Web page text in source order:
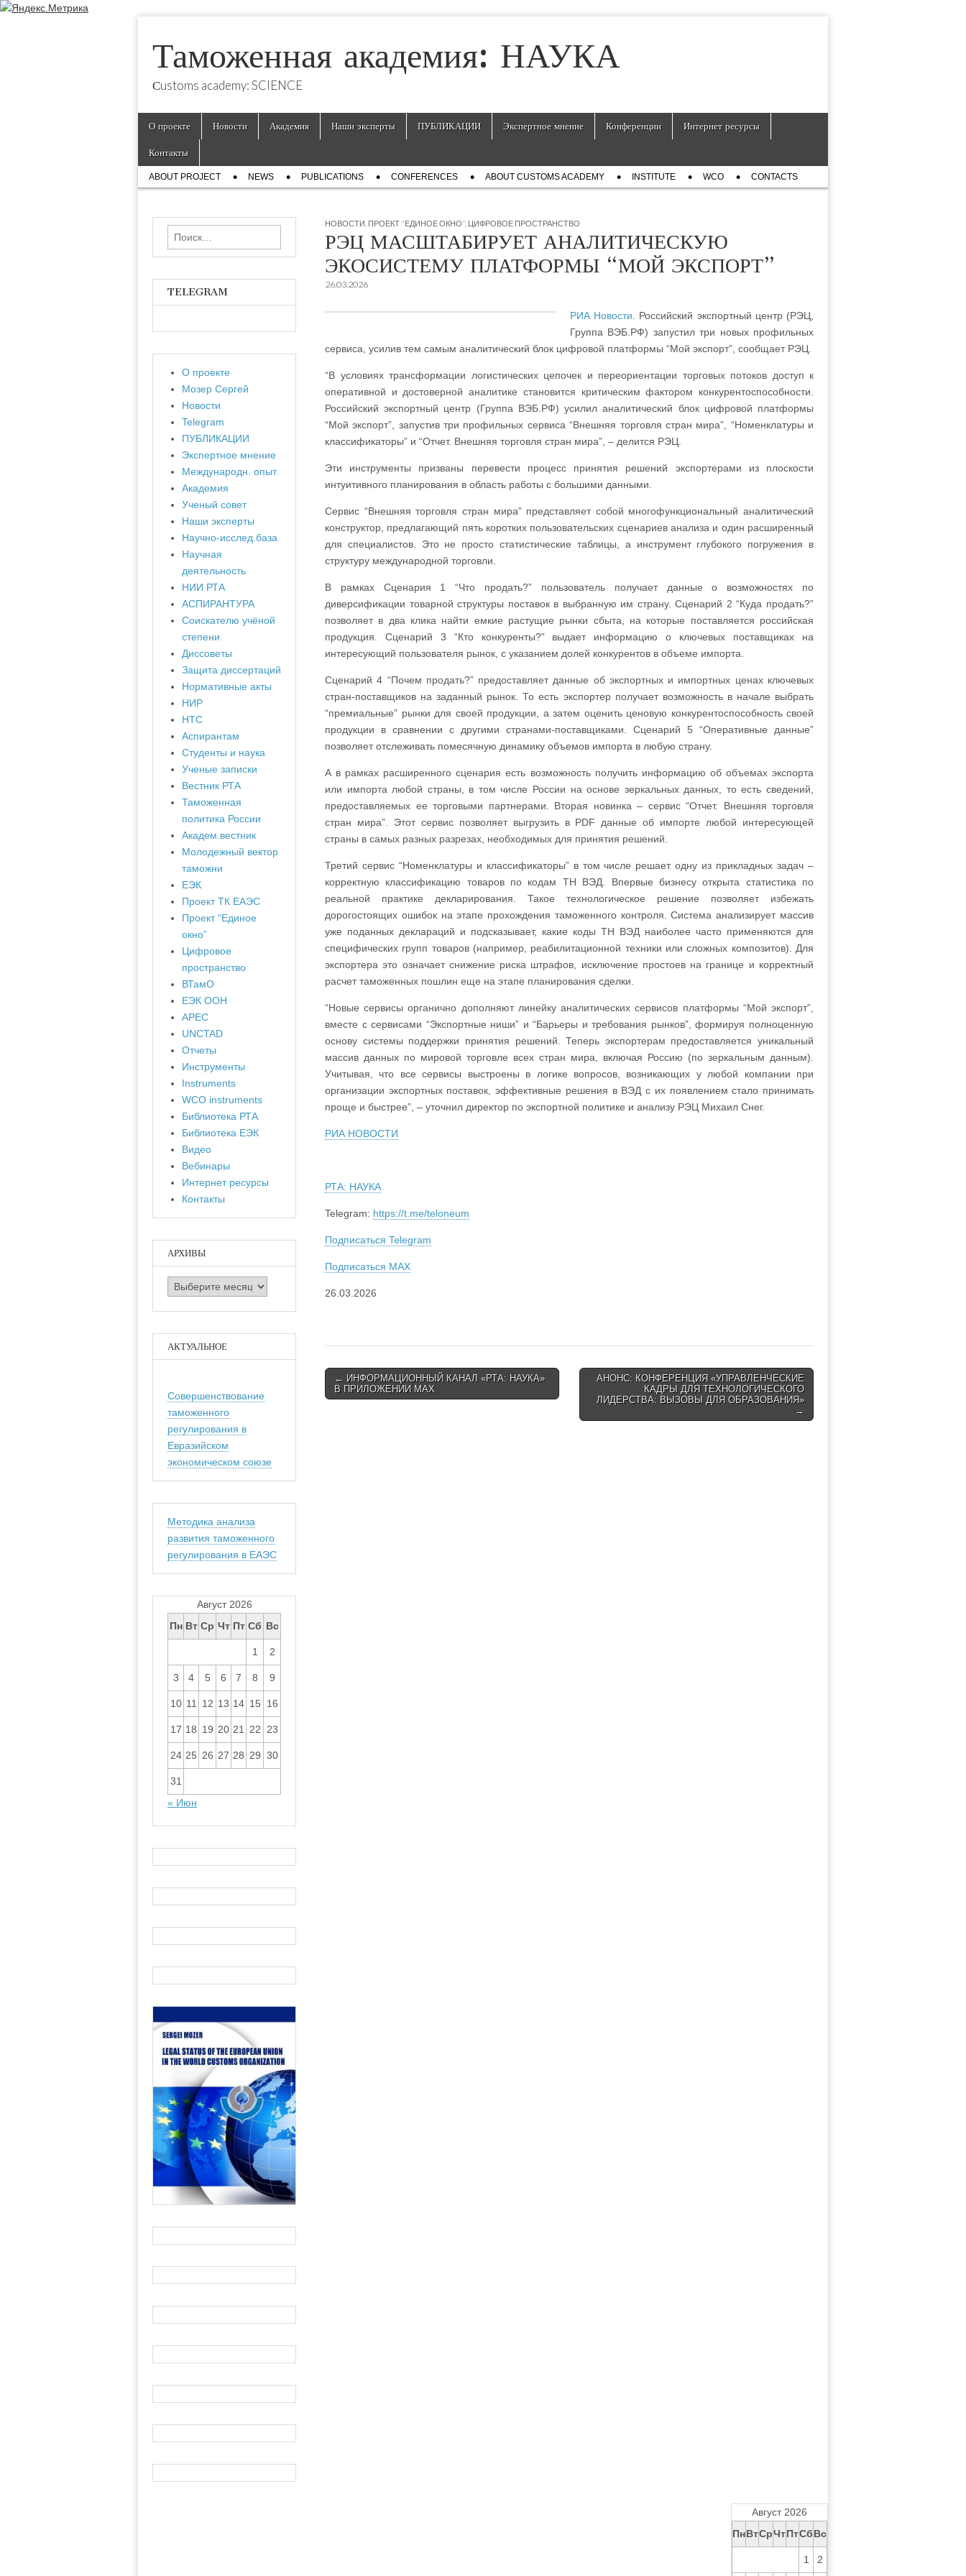
Таможенная академия: НАУКА
Сustoms academy: SCIENCE
Main
content
О проекте Новости Академия Наши эксперты ПУБЛИКАЦИИ Экспертное мнение Конференции Интернет ресурсы
Контакты
Sub
menu
ABOUT PROJECT NEWS PUBLICATIONS СONFERENCES ABOUT CUSTOMS ACADEMY INSTITUTE WCO CONTACTS
НОВОСТИ ПРОЕКТ "ЕДИНОЕ ОКНО" ЦИФРОВОЕ ПРОСТРАНСТВО
РЭЦ МАСШТАБИРУЕТ АНАЛИТИЧЕСКУЮ
ЭКОСИСТЕМУ ПЛАТФОРМЫ “МОЙ ЭКСПОРТ”
26.03.2026
РИА Новости . Российский экспортный центр (РЭЦ,
Группа ВЭБ.РФ) запустил три новых профильных
сервиса, усилив тем самым аналитический блок цифровой платформы “Мой экспорт”, сообщает РЭЦ.
“В условиях трансформации логистических цепочек и переориентации торговых потоков доступ к
оперативной и достоверной аналитике становится критическим фактором конкурентоспособности.
Российский экспортный центр (Группа ВЭБ.РФ) усилил аналитический блок цифровой платформы
“Мой экспорт”, запустив три профильных сервиса “Внешняя торговля стран мира”, “Номенклатуры и
классификаторы” и “Отчет. Внешняя торговля стран мира”, – делится РЭЦ.
Эти инструменты призваны перевести процесс принятия решений экспортерами из плоскости
интуитивного планирования в область работы с большими данными.
Сервис “Внешняя торговля стран мира” представляет собой многофункциональный аналитический
конструктор, предлагающий пять коротких пользовательских сценариев анализа и один расширенный
для специалистов. Это не просто статистические таблицы, а инструмент глубокого погружения в
структуру международной торговли.
В рамках Сценария 1 “Что продать?” пользователь получает данные о возможностях по
диверсификации товарной структуры поставок в выбранную им страну. Сценарий 2 “Куда продать?”
позволяет в два клика найти емкие растущие рынки сбыта, на которые поставляется российская
продукция. Сценарий 3 “Кто конкуренты?” выдает информацию о ключевых поставщиках на
интересующий пользователя рынок, с указанием долей конкурентов в объеме импорта.
Сценарий 4 “Почем продать?” предоставляет данные об экспортных и импортных ценах ключевых
стран-поставщиков на заданный рынок. То есть экспортер получает возможность в начале выбрать
“премиальные” рынки для своей продукции, а затем оценить ценовую конкурентоспособность своей
продукции в сравнении с другими странами-поставщиками. Сценарий 5 “Оперативные данные”
позволяет отслеживать помесячную динамику объемов импорта в любую страну.
А в рамках расширенного сценария есть возможность получить информацию об объемах экспорта
или импорта любой страны, в том числе России на основе зеркальных данных, то есть сведений,
предоставляемых ее торговыми партнерами. Вторая новинка – сервис “Отчет. Внешняя торговля
стран мира”. Этот сервис позволяет выгрузить в PDF данные об импорте любой интересующей
страны в самых разных разрезах, необходимых для принятия решений.
Третий сервис “Номенклатуры и классификаторы” в том числе решает одну из прикладных задач –
корректную классификацию товаров по кодам ТН ВЭД. Впервые бизнесу открыта статистика по
реальной практике декларирования. Такое технологическое решение позволяет избежать
дорогостоящих ошибок на этапе прохождения таможенного контроля. Система анализирует массив
уже поданных деклараций и подсказывает, какие коды ТН ВЭД наиболее часто применяются для
специфических групп товаров (например, реабилитационной техники или сложных композитов). Для
экспортера это означает снижение риска штрафов, исключение простоев на границе и корректный
расчет таможенных пошлин еще на этапе планирования сделки.
“Новые сервисы органично дополняют линейку аналитических сервисов платформы “Мой экспорт”,
вместе с сервисами “Экспортные ниши” и “Барьеры и требования рынков”, формируя полноценную
основу системы поддержки принятия решений. Теперь экспортерам предоставляется уникальный
массив данных по мировой торговле всех стран мира, включая Россию (по зеркальным данным).
Учитывая, что все сервисы выстроены в логике вопросов, возникающих у любой компании при
организации экспортных поставок, эффективные решения в ВЭД с их появлением стало принимать
проще и быстрее”, – уточнил директор по экспортной политике и анализу РЭЦ Михаил Снег.
РИА НОВОСТИ
РТА: НАУКА
Telegram: https://t.me/teloneum
Подписаться Telegram
Подписаться MAX
26.03.2026
Post
navigation
← ИНФОРМАЦИОННЫЙ КАНАЛ «РТА: НАУКА»
В ПРИЛОЖЕНИИ MAX
АНОНС: КОНФЕРЕНЦИЯ «УПРАВЛЕНЧЕСКИЕ
КАДРЫ ДЛЯ ТЕХНОЛОГИЧЕСКОГО
ЛИДЕРСТВА: ВЫЗОВЫ ДЛЯ ОБРАЗОВАНИЯ»
→
Найти:
TELEGRAM
О проекте
Мозер Сергей
Новости
Telegram
ПУБЛИКАЦИИ
Экспертное мнение
Международн. опыт
Академия
Ученый совет
Наши эксперты
Научно-исслед.база
Научная
деятельность
НИИ РТА
АСПИРАНТУРА
Соискателю учёной
степени
Диссоветы
Защита диссертаций
Нормативные акты
НИР
НТС
Аспирантам
Студенты и наука
Ученые записки
Вестник РТА
Таможенная
политика России
Академ.вестник
Молодежный вектор
таможни
ЕЭК
Проект ТК ЕАЭС
Проект “Единое
окно”
Цифровое
пространство
ВТамО
ЕЭК ООН
APEC
UNCTAD
Отчеты
Инструменты
Instruments
WCO instruments
Библиотека РТА
Библиотека ЕЭК
Видео
Вебинары
Интернет ресурсы
Контакты
АРХИВЫ
Архивы
АКТУАЛЬНОЕ
Совершенствование
таможенного
регулирования в
Евразийском
экономическом союзе
Методика анализа
развития таможенного
регулирования в ЕАЭС
Август 2026
Пн Вт Ср Чт Пт Сб Вс
1 2
3 4 5 6 7 8 9
10 11 12 13 14 15 16
17 18 19 20 21 22 23
24 25 26 27 28 29 30
31
« Июн
Август 2026
ПнВтСрЧтПтСбВс
1 2